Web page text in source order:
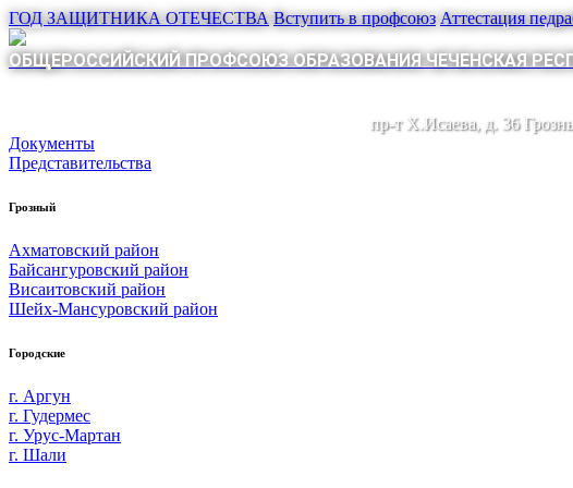
ГОД ЗАЩИТНИКА ОТЕЧЕСТВА Вступить в профсоюз Аттестация
ОБЩЕРОССИЙСКИЙ ПРОФСОЮЗ ОБРАЗОВАНИЯ ЧЕЧЕНСКАЯ
пр-т Х.Исаева, д. 36
Документы
Представительства
Грозный
Ахматовский район
Байсангуровский район
Висаитовский район
Шейх-Мансуровский район
Городские
г. Аргун
г. Гудермес
г. Урус-Мартан
г. Шали